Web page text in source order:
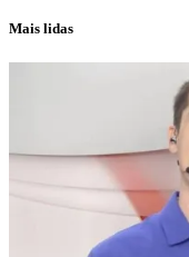
Mais lidas